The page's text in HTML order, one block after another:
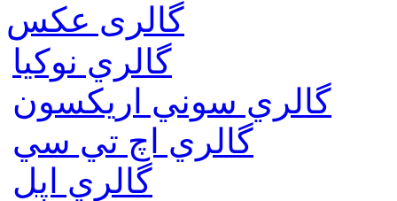
گالری عکس
گالري نوكيا
گالري سوني اريكسون
گالري اچ تي سي
گالري اپل